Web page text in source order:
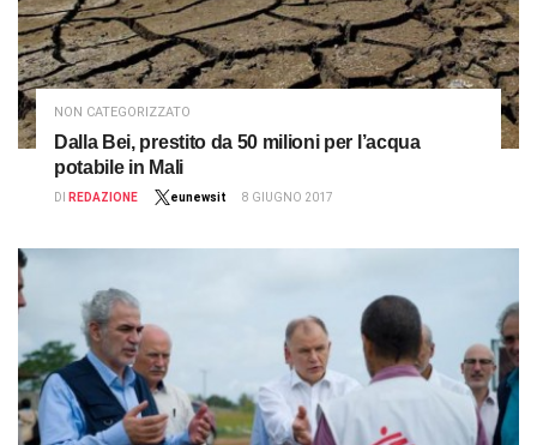
NON CATEGORIZZATO
Dalla Bei, prestito da 50 milioni per l’acqua
potabile in Mali
DI REDAZIONE eunewsit 8 GIUGNO 2017